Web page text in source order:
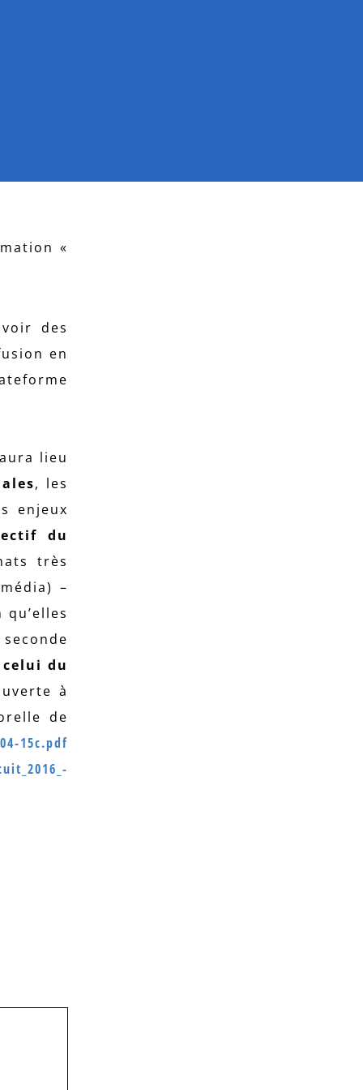
«
des
en
lieu
, les
enjeux
du
très
–
du
à
de
15c.pdf